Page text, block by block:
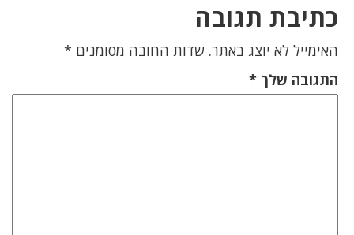
כתיבת תגובה
האימייל לא יוצג באתר. שדות החובה מסומנים *
התגובה שלך *